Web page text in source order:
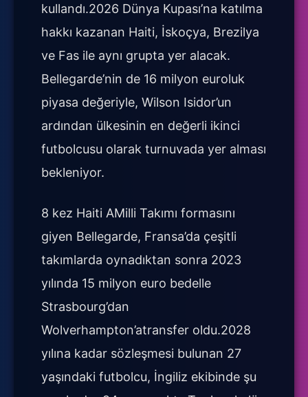
kullandı.2026 Dünya Kupası’na katılma
hakkı kazanan Haiti, İskoçya, Brezilya
ve Fas ile aynı grupta yer alacak.
Bellegarde’nin de 16 milyon euroluk
piyasa değeriyle, Wilson Isidor’un
ardından ülkesinin en değerli ikinci
futbolcusu olarak turnuvada yer alması
bekleniyor.
8 kez Haiti AMilli Takımı formasını
giyen Bellegarde, Fransa’da çeşitli
takımlarda oynadıktan sonra 2023
yılında 15 milyon euro bedelle
Strasbourg’dan
Wolverhampton’atransfer oldu.2028
yılına kadar sözleşmesi bulunan 27
yaşındaki futbolcu, İngiliz ekibinde şu